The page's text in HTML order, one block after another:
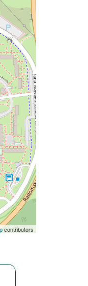
contributors